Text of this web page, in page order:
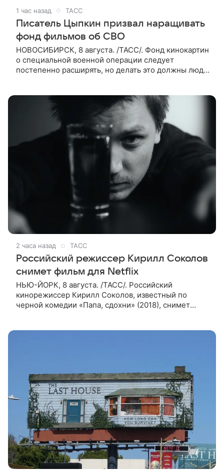
1 час назад ТАСС
Писатель Цыпкин призвал наращивать
фонд фильмов об СВО
НОВОСИБИРСК, 8 августа. /ТАСС/. Фонд кинокартин
о специальной военной операции следует
постепенно расширять, но делать это должны люди,
2 часа назад ТАСС
Российский режиссер Кирилл Соколов
снимет фильм для Netflix
НЬЮ-ЙОРК, 8 августа. /ТАСС/. Российский
кинорежиссер Кирилл Соколов, известный по
черной комедии «Папа, сдохни» (2018), снимет